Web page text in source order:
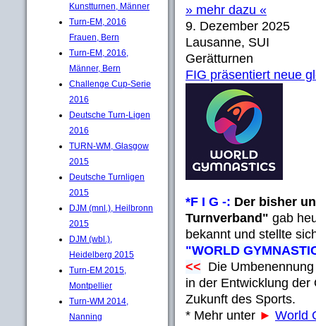
Kunstturnen, Männer
Turn-EM, 2016
Frauen, Bern
Turn-EM, 2016,
Männer, Bern
Challenge Cup-Serie
2016
Deutsche Turn-Ligen
2016
TURN-WM, Glasgow
2015
Deutsche Turnligen
2015
DJM (mnl.), Heilbronn
2015
DJM (wbl.),
Heidelberg 2015
Turn-EM 2015,
Montpellier
Turn-WM 2014,
Nanning
» mehr dazu «
9. Dezember 2025
Lausanne, SUI
Gerätturnen
FIG präsentiert neue
*F I G -: Der bisher
Turnverband" gab
bekannt und stellte
"WORLD
<< Die
in der Entwicklung
Zukunft des Sports.
* Mehr unter ► World